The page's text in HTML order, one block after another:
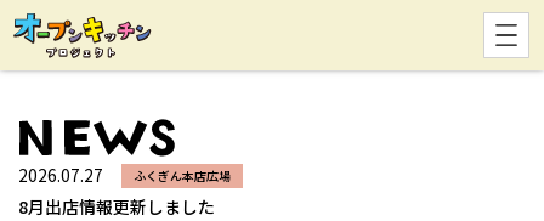
ふくぎん本店広場
2026.07.27
8月出店情報更新しました